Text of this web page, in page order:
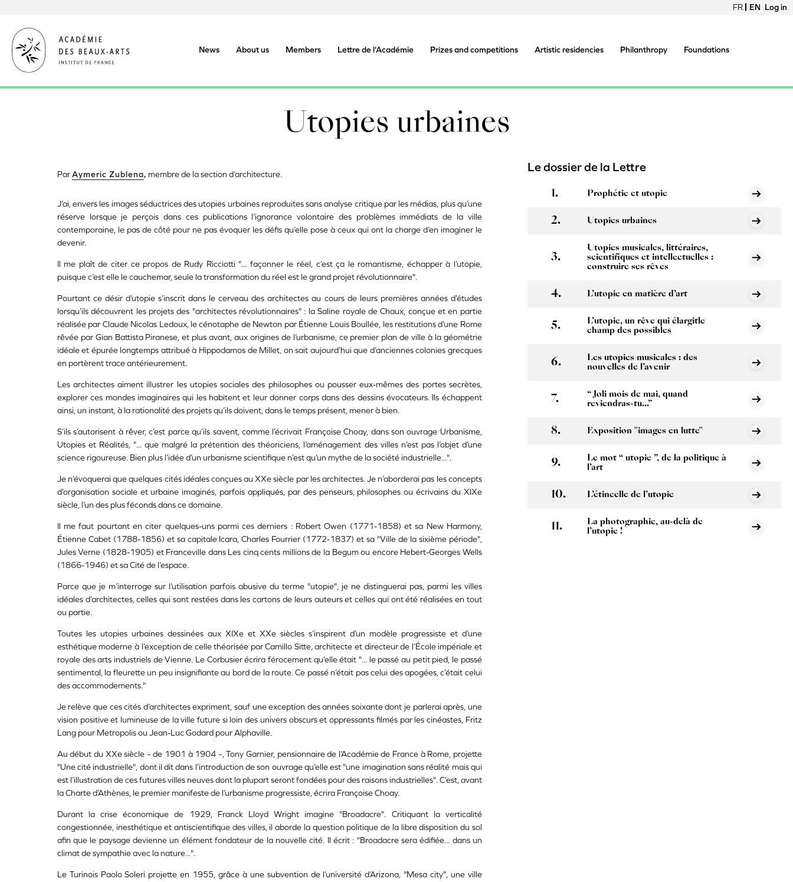
content
FRANÇAIS
ENGLISH
Log in
News About us Members Lettre de l'Académie Prizes and competitions Artistic residencies Philanthropy Foundations
Utopies urbaines
ParAymeric Zublena, membre de la section d’architecture.
J’ai, envers les images séductrices des utopies urbaines reproduites sans analyse critique par les médias, plus qu’une
réserve lorsque je perçois dans ces publications l’ignorance volontaire des problèmes immédiats de la ville
contemporaine, le pas de côté pour ne pas évoquer les défis qu’elle pose à ceux qui ont la charge d’en imaginer le
devenir.
Il me plaît de citer ce propos de Rudy Ricciotti "... façonner le réel, c’est ça le romantisme, échapper à l’utopie,
puisque c’est elle le cauchemar, seule la transformation du réel est le grand projet révolutionnaire".
Pourtant ce désir d’utopie s’inscrit dans le cerveau des architectes au cours de leurs premières années d’études
lorsqu’ils découvrent les projets des "architectes révolutionnaires" : la Saline royale de Chaux, conçue et en partie
réalisée par Claude Nicolas Ledoux, le cénotaphe de Newton par Étienne Louis Boullée, les restitutions d’une Rome
rêvée par Gian Battista Piranese, et plus avant, aux origines de l’urbanisme, ce premier plan de ville à la géométrie
idéale et épurée longtemps attribué à Hippodamos de Millet, on sait aujourd’hui que d’anciennes colonies grecques
en portèrent trace antérieurement.
Les architectes aiment illustrer les utopies sociales des philosophes ou pousser eux-mêmes des portes secrètes,
explorer ces mondes imaginaires qui les habitent et leur donner corps dans des dessins évocateurs. Ils échappent
ainsi, un instant, à la rationalité des projets qu’ils doivent, dans le temps présent, mener à bien.
S’ils s’autorisent à rêver, c’est parce qu’ils savent, comme l’écrivait Françoise Choay, dans son ouvrage Urbanisme,
Utopies et Réalités, "... que malgré la prétention des théoriciens, l’aménagement des villes n’est pas l’objet d’une
science rigoureuse. Bien plus l’idée d’un urbanisme scientifique n’est qu’un mythe de la société industrielle...".
Je n’évoquerai que quelques cités idéales conçues au XXe siècle par les architectes. Je n’aborderai pas les concepts
d’organisation sociale et urbaine imaginés, parfois appliqués, par des penseurs, philosophes ou écrivains du XIXe
siècle, l’un des plus féconds dans ce domaine.
Il me faut pourtant en citer quelques-uns parmi ces derniers : Robert Owen (1771-1858) et sa New Harmony,
Étienne Cabet (1788-1856) et sa capitale Icara, Charles Fourrier (1772-1837) et sa "Ville de la sixième période",
Jules Verne (1828-1905) et Franceville dans Les cinq cents millions de la Begum ou encore Hebert-Georges Wells
(1866-1946) et sa Cité de l’espace.
Parce que je m’interroge sur l’utilisation parfois abusive du terme "utopie", je ne distinguerai pas, parmi les villes
idéales d’architectes, celles qui sont restées dans les cartons de leurs auteurs et celles qui ont été réalisées en tout
ou partie.
Toutes les utopies urbaines dessinées aux XIXe et XXe siècles s’inspirent d’un modèle progressiste et d’une
esthétique moderne à l’exception de celle théorisée par Camillo Sitte, architecte et directeur de l’École impériale et
royale des arts industriels de Vienne. Le Corbusier écrira férocement qu’elle était "... le passé au petit pied, le passé
sentimental, la fleurette un peu insignifiante au bord de la route. Ce passé n’était pas celui des apogées, c’était celui
des accommodements."
Je relève que ces cités d’architectes expriment, sauf une exception des années soixante dont je parlerai après, une
vision positive et lumineuse de la ville future si loin des univers obscurs et oppressants filmés par les cinéastes, Fritz
Lang pour Metropolis ou Jean-Luc Godard pour Alphaville.
Au début du XXe siècle – de 1901 à 1904 –, Tony Garnier, pensionnaire de l’Académie de France à Rome, projette
"Une cité industrielle", dont il dit dans l’introduction de son ouvrage qu’elle est "une imagination sans réalité mais qui
est l’illustration de ces futures villes neuves dont la plupart seront fondées pour des raisons industrielles". C’est, avant
la Charte d’Athènes, le premier manifeste de l’urbanisme progressiste, écrira Françoise Choay.
Durant la crise économique de 1929, Franck Lloyd Wright imagine "Broadacre". Critiquant la verticalité
congestionnée, inesthétique et antiscientifique des villes, il aborde la question politique de la libre disposition du sol
afin que le paysage devienne un élément fondateur de la nouvelle cité. Il écrit : "Broadacre sera édifiée... dans un
climat de sympathie avec la nature...".
Le Turinois Paolo Soleri projette en 1955, grâce à une subvention de l’université d’Arizona, "Mesa city", une ville
Le dossier de la Lettre
Prophétie et utopie
Utopies urbaines
Utopies musicales, littéraires,
scientifiques et intellectuelles :
construire ses rêves
L’utopie en matière d’art
L’utopie, un rêve qui élargitle
champ des possibles
Les utopies musicales : des
nouvelles de l’avenir
“ Joli mois de mai, quand
reviendras-tu...”
Exposition "images en lutte"
Le mot “ utopie ”, de la politique à
l’art
L’étincelle de l’utopie
La photographie, au-delà de
l’utopie !